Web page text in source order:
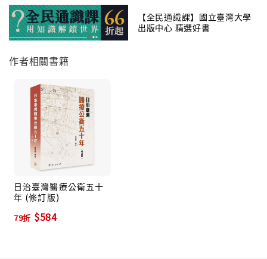
【全民通識課】國立臺灣大學
出版中心 精選好書
作者相關書籍
日治臺灣醫療公衛五十
年 (修訂版)
79折 $584